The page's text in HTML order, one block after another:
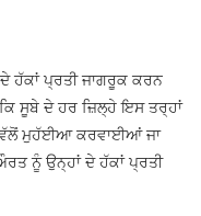
ਹੱਕਾਂ ਪ੍ਰਤੀ ਜਾਗਰੂਕ ਕਰਨ
ਸੂਬੇ ਦੇ ਹਰ ਜ਼ਿਲ੍ਹੇ ਇਸ ਤਰ੍ਹਾਂ
ਵੱਲੋਂ ਮੁਹੱਈਆ ਕਰਵਾਈਆਂ ਜਾ
ਨੂੰ ਉਨ੍ਹਾਂ ਦੇ ਹੱਕਾਂ ਪ੍ਰਤੀ